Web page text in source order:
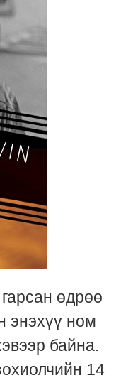
өдрөө
энэхүү ном
байна.
14